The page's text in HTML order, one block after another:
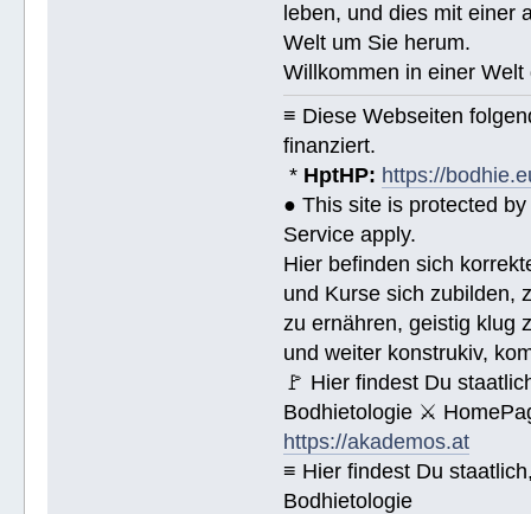
leben, und dies mit einer
Welt um Sie herum.
Willkommen in einer
≡ Diese Webseiten
finanziert.
* HptHP: https://
● This site is protected
Service apply.
Hier befinden sich
und Kurse sich zubilden,
zu ernähren, geistig klug
und weiter konstrukiv,
🚩 Hier findest Du
Bodhietologie ⚔
https://akademos.at
≡ Hier findest Du
Bodhietologie